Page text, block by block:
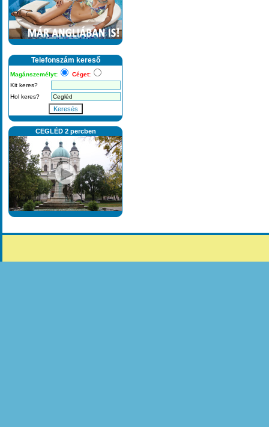
Telefonszám kereső
Magánszemélyt:
Céget:
Kit keres?
Hol keres?
Keresés
CEGLÉD 2 percben